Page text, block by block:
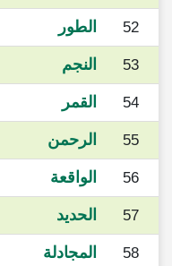
52 الطور
53 النجم
54 القمر
55 الرحمن
56 الواقعة
57 الحديد
58 المجادلة